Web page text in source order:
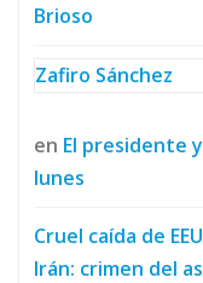
Brioso
Zafiro Sánchez
en El presidente
lunes
Cruel caída de
Irán: crimen del